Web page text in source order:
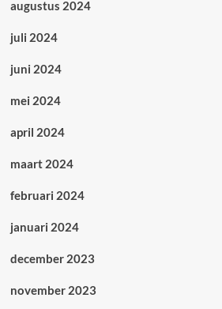
augustus 2024
juli 2024
juni 2024
mei 2024
april 2024
maart 2024
februari 2024
januari 2024
december 2023
november 2023